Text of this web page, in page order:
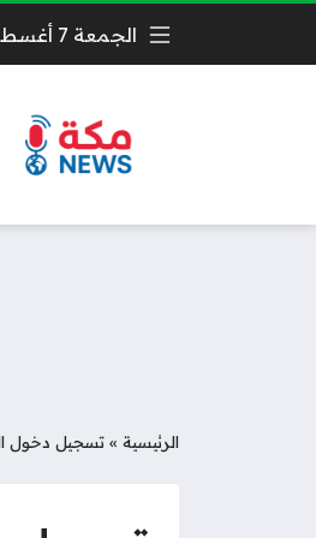
الجمعة 7 أغسطس 2026 2:10 م
الرئيسية »تسجيل دخول